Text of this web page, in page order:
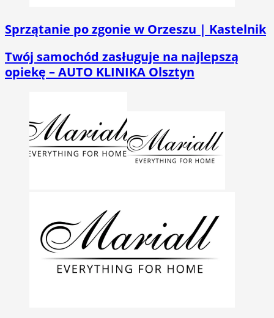
Sprzątanie po zgonie w Orzeszu | Kastelnik
Twój samochód zasługuje na najlepszą
opiekę – AUTO KLINIKA Olsztyn